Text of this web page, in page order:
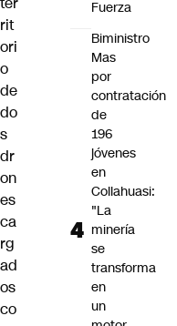
rit
ori
o
de
do
s
dr
on
es
ca
rg
ad
os
co
Fuerza
Biministro
Mas
por
contratación
de
196
jóvenes
en
Collahuasi:
"La
minería
se
transforma
en
un